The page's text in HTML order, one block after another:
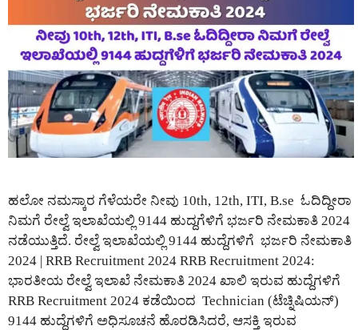
ಹಲೋ ನಮಸ್ಕಾರ ಗೆಳೆಯರೇ ನೀವು 10th, 12th, ITI, B.se ಓದಿದ್ದೀರಾ
ನಿಮಗೆ ರೇಲ್ವೆ ಇಲಾಖೆಯಲ್ಲಿ 9144 ಹುದ್ದಗೆಳಿಗೆ ಭರ್ಜರಿ ನೇಮಕಾತಿ 2024
ನಡೆಯುತ್ತಿದೆ. ರೇಲ್ವೆ ಇಲಾಖೆಯಲ್ಲಿ 9144 ಹುದ್ದೆಗಳಿಗೆ ಭರ್ಜರಿ ನೇಮಕಾತಿ
2024 | RRB Recruitment 2024 RRB Recruitment 2024:
ಭಾರತೀಯ ರೇಲ್ವೆ ಇಲಾಖೆ ನೇಮಕಾತಿ 2024 ಖಾಲಿ ಇರುವ ಹುದ್ದೆಗಳಿಗೆ
RRB Recruitment 2024 ಕಡೆಯಿಂದ Technician (ಟೆಚ್ನಿಷಿಯನ್)
9144 ಹುದ್ದೆಗಳಿಗೆ ಅಧಿಸೂಚನೆ ಹೊರಡಿಸಿದರೆ, ಆಸಕ್ತಿ ಇರುವ